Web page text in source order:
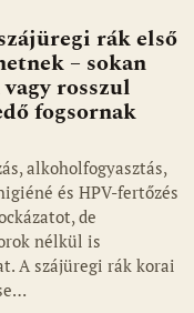
rák első
– sokan
rosszul
fogsornak
alkoholfogyasztás,
és HPV-fertőzés
de
nélkül is
A szájüregi rák korai